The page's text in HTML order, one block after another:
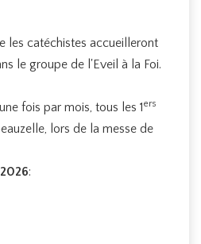
les catéchistes accueilleront
le groupe de l'Eveil à la Foi.
fois par mois, tous les 1ers
lors de la messe de
: